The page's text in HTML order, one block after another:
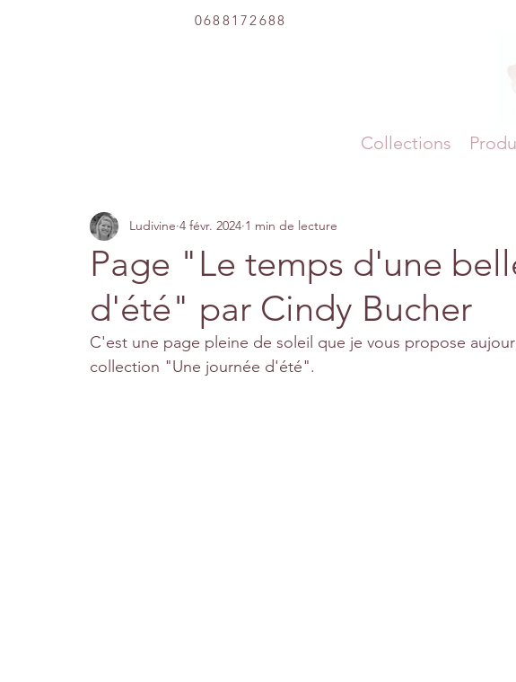
0688172688
Collections
Page "Le temps d'une
d'été" par Cindy Bucher
Ludivine 4 févr. 2024 1 min de lecture
C'est une page pleine de soleil que je vous propose
collection "Une journée d'été".